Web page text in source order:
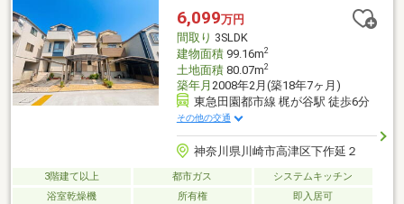
6,099万円
間取り 3SLDK
建物面積99.16m2
土地面積80.07m2
築年月 2008年2月(築18年7ヶ月)
東急田園都市線 梶が谷駅 徒歩6分
その他の交通
神奈川県川崎市高津区下作延２
3階建て以上 都市ガス
システムキッチン
浴室乾燥機
所有権 即入居可